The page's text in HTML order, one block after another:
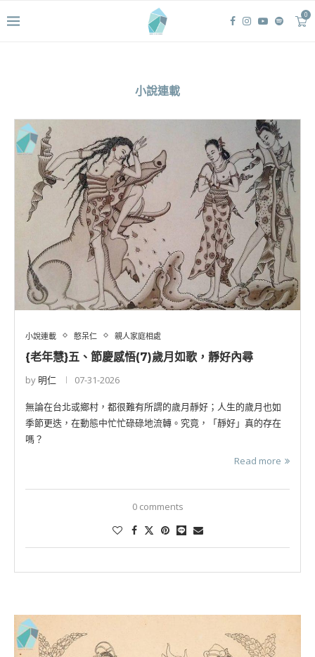
0
小說連載
小說連載 憨呆仁 親人家庭相處
{老年慧}五、節慶感悟(7)歲月如歌，靜好內尋
by 明仁 07-31-2026
無論在台北或鄉村，都很難有所謂的歲月靜好；人生的歲月也如
季節更迭，在動態中忙忙碌碌地流轉。究竟，「靜好」真的存在
嗎？
Read more
0 comments